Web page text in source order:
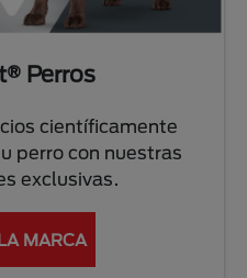
Perros
científicamente
perro con nuestras
exclusivas.
MARCA